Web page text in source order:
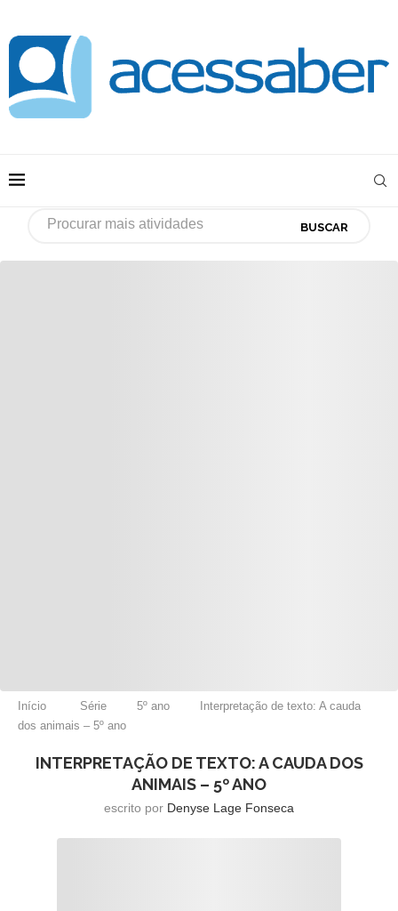
BUSCAR
Início Série 5º ano
Interpretação de texto: A cauda
dos animais – 5º ano
INTERPRETAÇÃO DE TEXTO: A CAUDA DOS
ANIMAIS – 5º ANO
escrito por Denyse Lage Fonseca